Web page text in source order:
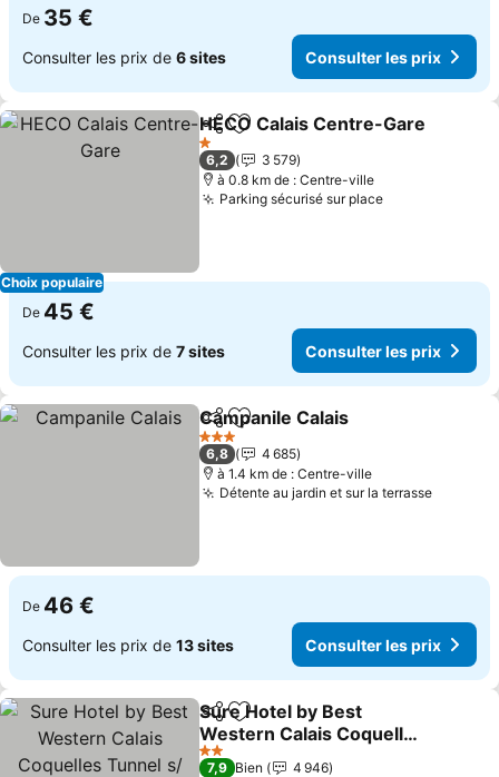
De 35 €
Consulter les prix de 6 sites Consulter les prix
Choix populaire
PartagerAjouter à mes favoris
HECO Calais Centre-Gare
1 Étoiles
6,2
3 579
à 0.8 km de : Centre-ville
Parking sécurisé sur place
De 45 €
Consulter les prix de 7 sites Consulter les prix
PartagerAjouter à mes favoris
Campanile Calais
3 Étoiles
6,8
4 685
à 1.4 km de : Centre-ville
Détente au jardin et sur la terrasse
De 46 €
Consulter les prix de 13 sites Consulter les prix
PartagerAjouter à mes favoris
Sure Hotel by Best
Western Calais Coquelles
Tunnel s/ Manche
2 Étoiles
7,9 Bien
4 946